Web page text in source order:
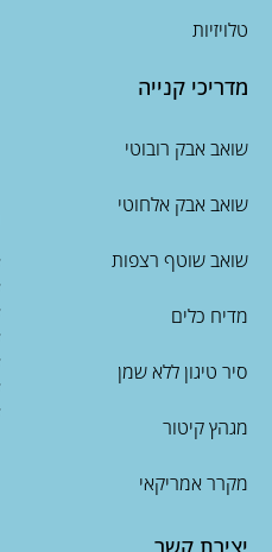
טלויזיות
מדריכי קנייה
שואב אבק רובוטי
שואב אבק אלחוטי
שואב שוטף רצפות
מדיח כלים
סיר טיגון ללא שמן
מגהץ קיטור
מקרר אמריקאי
יצירת קשר